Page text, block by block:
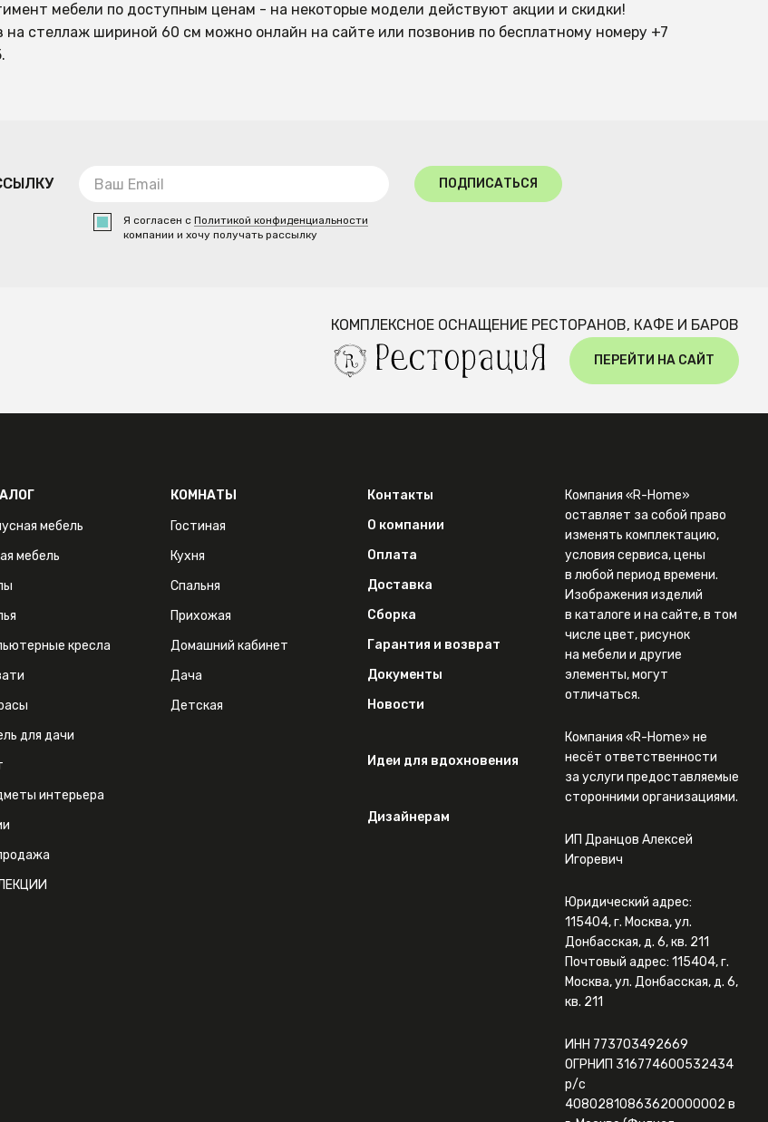
мебели по доступным ценам - на некоторые модели действуют акции и скидки!
на стеллаж шириной 60 см можно онлайн на сайте или позвонив по бесплатному номеру +7
Я согласен с Политикой конфиденциальности
компании и хочу получать рассылку
ПОДПИСАТЬСЯ
КОМПЛЕКСНОЕ ОСНАЩЕНИЕ РЕСТОРАНОВ, КАФЕ И БАРОВ
ПЕРЕЙТИ НА САЙТ
мебель
мебель
кресла
для дачи
интерьера
КОМНАТЫ
Гостиная
Кухня
Спальня
Прихожая
Домашний кабинет
Дача
Детская
Контакты
О компании
Оплата
Доставка
Сборка
Гарантия и возврат
Документы
Новости
Идеи для вдохновения
Дизайнерам
Компания «R-Home»
оставляет за собой право
изменять комплектацию,
условия сервиса, цены
в любой период времени.
Изображения изделий
в каталоге и на сайте, в том
числе цвет, рисунок
на мебели и другие
элементы, могут
отличаться.
Компания «R-Home» не
несёт ответственности
за услуги предоставляемые
сторонними организациями.
ИП Дранцов Алексей
Игоревич
Юридический адрес:
115404, г. Москва, ул.
Донбасская, д. 6, кв. 211
Почтовый адрес: 115404, г.
Москва, ул. Донбасская, д. 6,
кв. 211
ИНН 773703492669
ОГРНИП 316774600532434
р/с
40802810863620000002 в